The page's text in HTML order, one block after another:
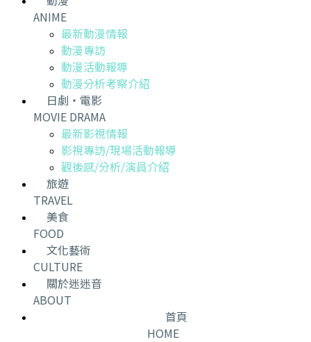
ANIME
最新動漫情報
動漫專訪
動漫活動報導
動漫分析考察介紹
日劇・電影
MOVIE DRAMA
最新影視情報
影視專訪/現場活動報導
觀後感/分析/演員介紹
旅遊
TRAVEL
美食
FOOD
文化藝術
CULTURE
關於迷迷音
ABOUT
首頁
HOME